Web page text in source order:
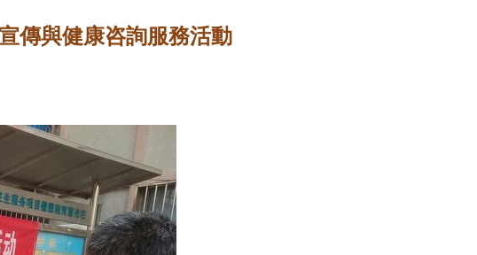
傳與健康咨詢服務活動